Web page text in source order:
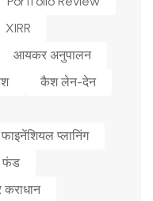
XIRR
आयकर अनुपालन
कैश लेन-देन
फाइनेंशियल प्लानिंग
फंड
कराधान